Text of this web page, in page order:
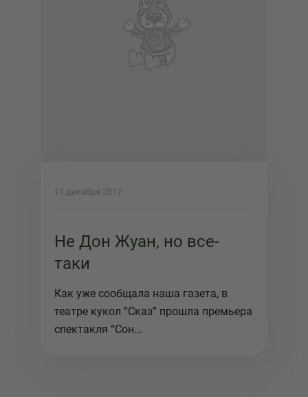
11 декабря 2017
Не Дон Жуан, но все-
таки
Как уже сообщала наша газета, в
театре кукол “Сказ” прошла премьера
спектакля “Сон...